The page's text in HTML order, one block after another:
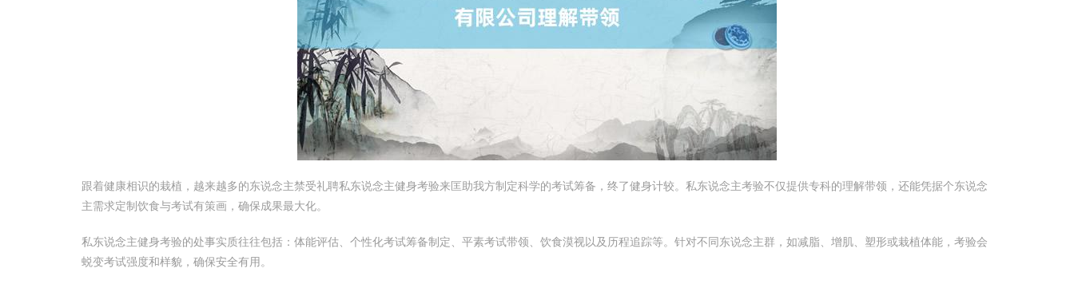
跟着健康相识的栽植，越来越多的东说念主禁受礼聘私东说念主健身考验来匡助我方制定科学的考试筹备，终了健身计较。私东说念主考验不仅提供专科的理解带领，还能凭据个东说念
主需求定制饮食与考试有策画，确保成果最大化。
私东说念主健身考验的处事实质往往包括：体能评估、个性化考试筹备制定、平素考试带领、饮食漠视以及历程追踪等。针对不同东说念主群，如减脂、增肌、塑形或栽植体能，考验会
蜕变考试强度和样貌，确保安全有用。